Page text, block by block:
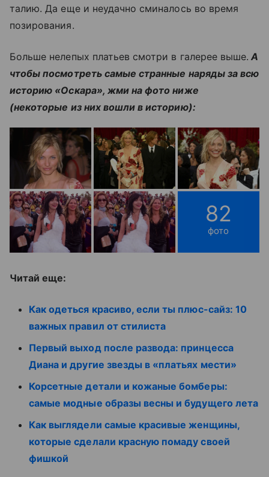
талию. Да еще и неудачно сминалось во время
позирования.
Больше нелепых платьев смотри в галерее выше. А
чтобы посмотреть самые странные наряды за всю
историю «Оскара», жми на фото ниже
(некоторые из них вошли в историю):
82
фото
Читай еще:
Как одеться красиво, если ты плюс-сайз: 10
важных правил от стилиста
Первый выход после развода: принцесса
Диана и другие звезды в «платьях мести»
Корсетные детали и кожаные бомберы:
самые модные образы весны и будущего лета
Как выглядели самые красивые женщины,
которые сделали красную помаду своей
фишкой